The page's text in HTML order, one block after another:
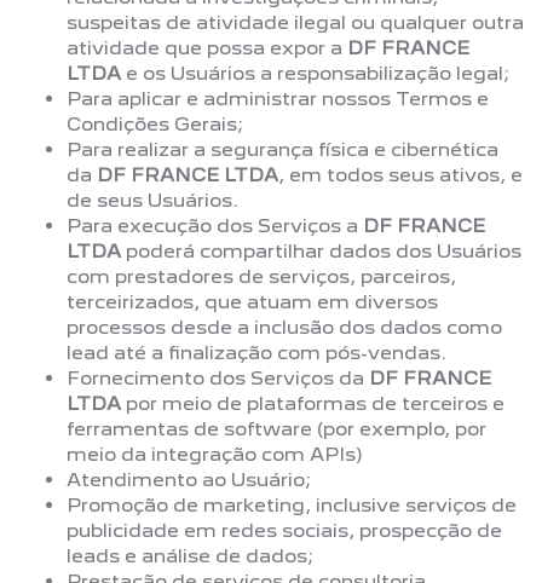
suspeitas de atividade ilegal ou qualquer outra
atividade que possa expor a DF FRANCE
LTDAe os Usuários a responsabilização legal;
Para aplicar e administrar nossos Termos e
Condições Gerais;
Para realizar a segurança física e cibernética
da DF FRANCE LTDA, em todos seus ativos, e
de seus Usuários.
Para execução dos Serviços a DF FRANCE
LTDApoderá compartilhar dados dos Usuários
com prestadores de serviços, parceiros,
terceirizados, que atuam em diversos
processos desde a inclusão dos dados como
lead até a finalização com pós-vendas.
Fornecimento dos Serviços da DF FRANCE
LTDApor meio de plataformas de terceiros e
ferramentas de software (por exemplo, por
meio da integração com APIs)
Atendimento ao Usuário;
Promoção de marketing, inclusive serviços de
publicidade em redes sociais, prospecção de
leads e análise de dados;